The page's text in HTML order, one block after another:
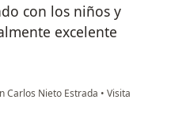
con los niños y
excelente
Carlos Nieto Estrada • Visita